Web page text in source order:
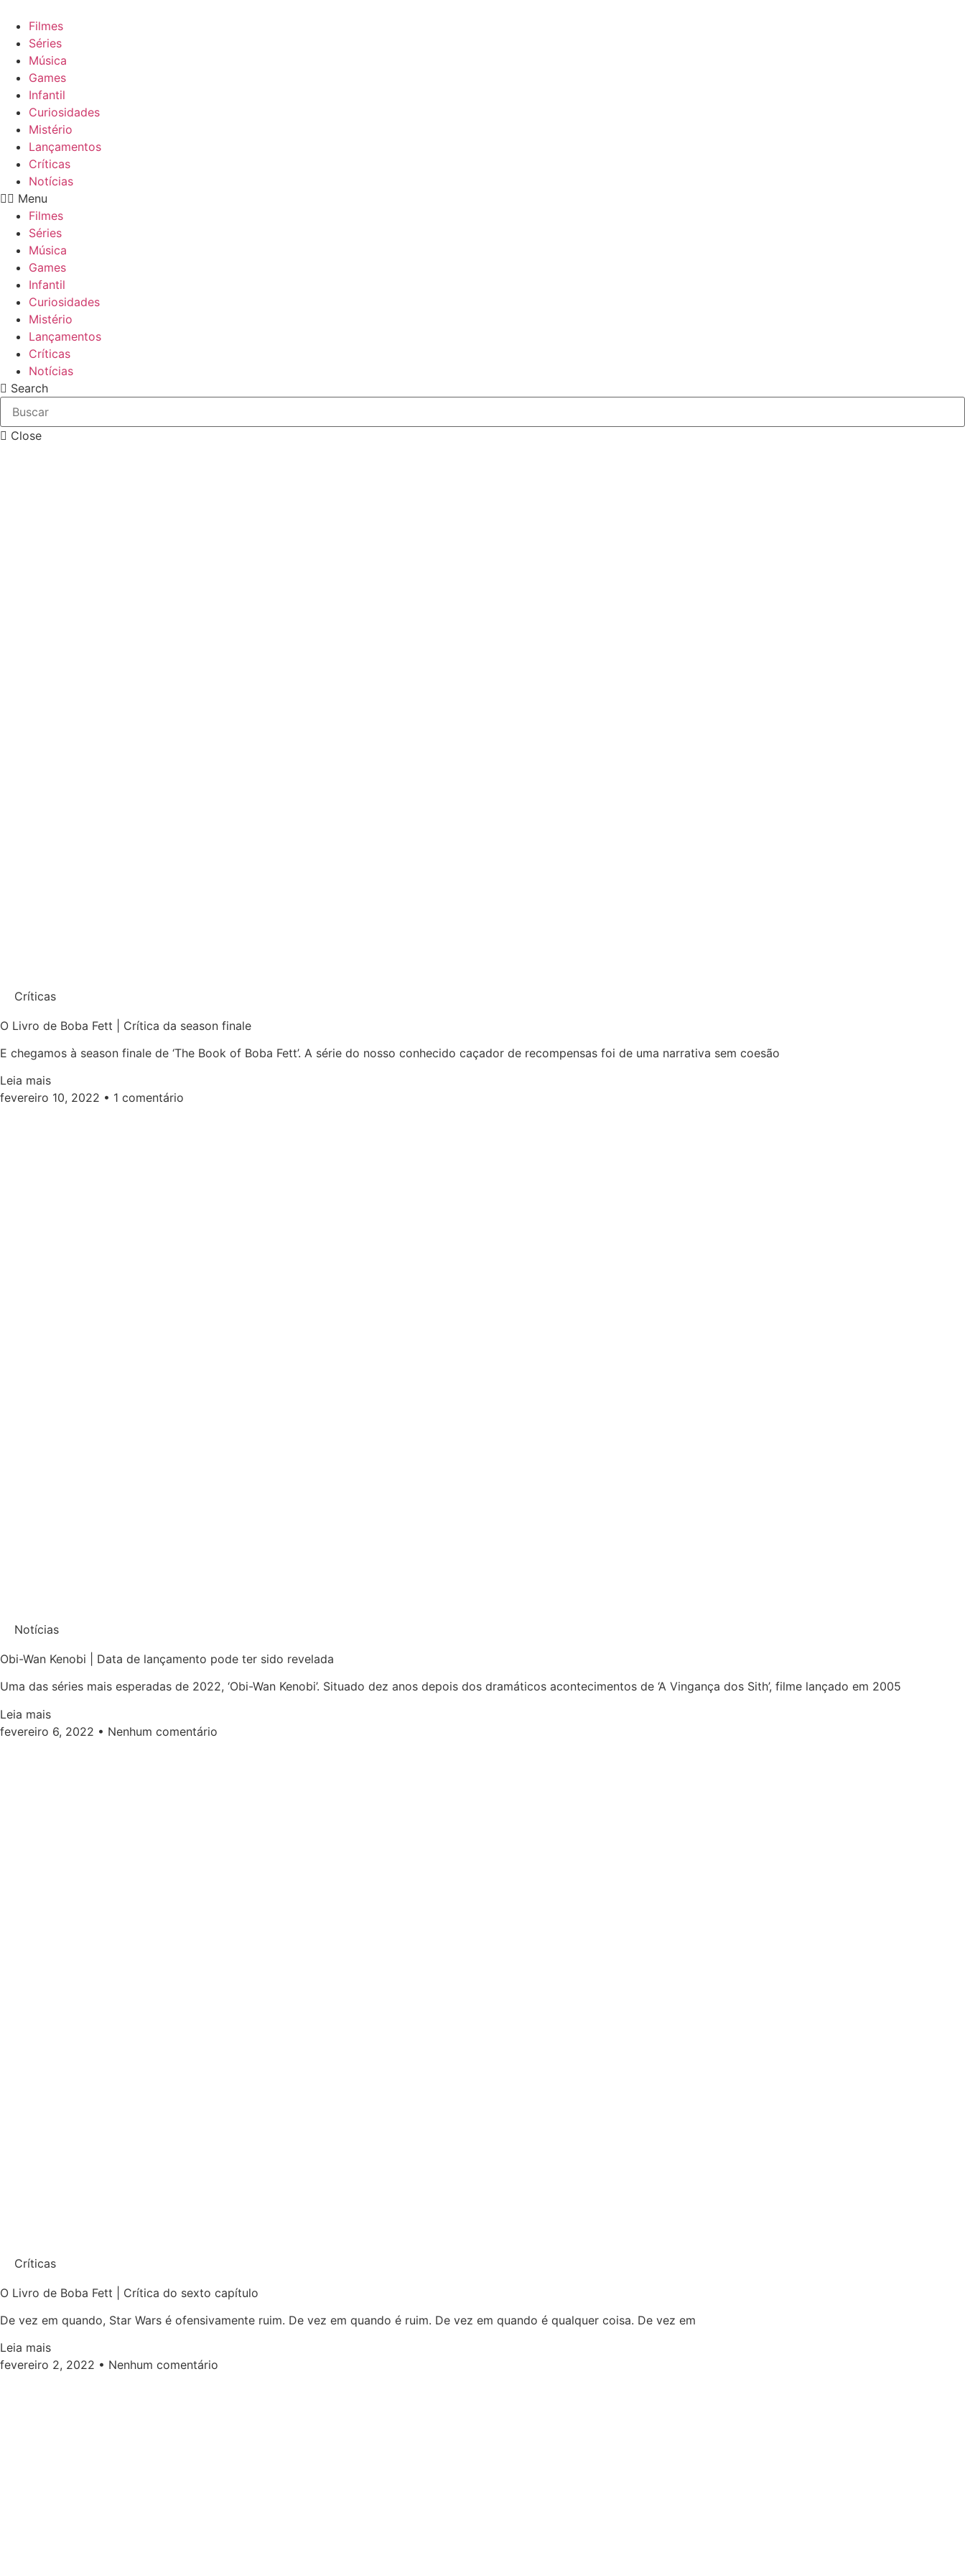
para
conteúdo
Filmes
Séries
Música
Games
Infantil
Curiosidades
Mistério
Lançamentos
Críticas
Notícias
Menu
Filmes
Séries
Música
Games
Infantil
Curiosidades
Mistério
Lançamentos
Críticas
Notícias
Search
Close
Críticas
O Livro de Boba Fett | Crítica da season finale
E chegamos à season finale de ‘The Book of Boba Fett’. A série do nosso conhecido caçador de recompensas foi de uma narrativa sem coesão
Leia mais
fevereiro 10, 2022
1 comentário
Notícias
Obi-Wan Kenobi | Data de lançamento pode ter sido revelada
Uma das séries mais esperadas de 2022, ‘Obi-Wan Kenobi’. Situado dez anos depois dos dramáticos acontecimentos de ‘A Vingança dos Sith’, filme lançado em 2005
Leia mais
fevereiro 6, 2022
Nenhum comentário
Críticas
O Livro de Boba Fett | Crítica do sexto capítulo
De vez em quando, Star Wars é ofensivamente ruim. De vez em quando é ruim. De vez em quando é qualquer coisa. De vez em
Leia mais
fevereiro 2, 2022
Nenhum comentário